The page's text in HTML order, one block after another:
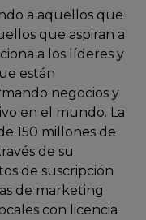
a aquellos que
que aspiran a
a los líderes y
están
negocios y
en el mundo. La
150 millones de
de su
de suscripción
de marketing
con licencia